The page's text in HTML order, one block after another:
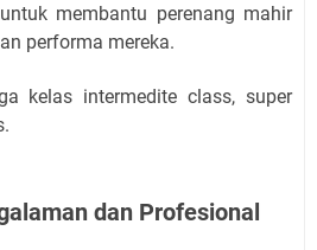
membantu perenang mahir
performa mereka.
kelas intermedite class, super
dan Profesional